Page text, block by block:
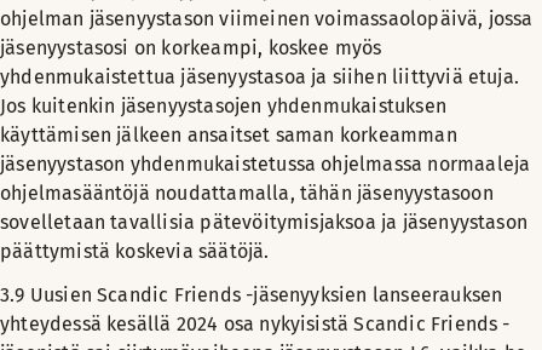
ohjelman jäsenyystason viimeinen voimassaolopäivä, jossa
jäsenyystasosi on korkeampi, koskee myös
yhdenmukaistettua jäsenyystasoa ja siihen liittyviä etuja.
Jos kuitenkin jäsenyystasojen yhdenmukaistuksen
käyttämisen jälkeen ansaitset saman korkeamman
jäsenyystason yhdenmukaistetussa ohjelmassa normaaleja
ohjelmasääntöjä noudattamalla, tähän jäsenyystasoon
sovelletaan tavallisia pätevöitymisjaksoa ja jäsenyystason
päättymistä koskevia säätöjä.
3.9 Uusien Scandic Friends -jäsenyyksien lanseerauksen
yhteydessä kesällä 2024 osa nykyisistä Scandic Friends -